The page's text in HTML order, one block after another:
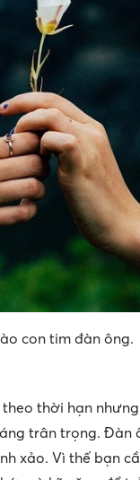
con tim đàn ông.
thời hạn
trân trọng. Đàn
xảo. Vì thế bạn